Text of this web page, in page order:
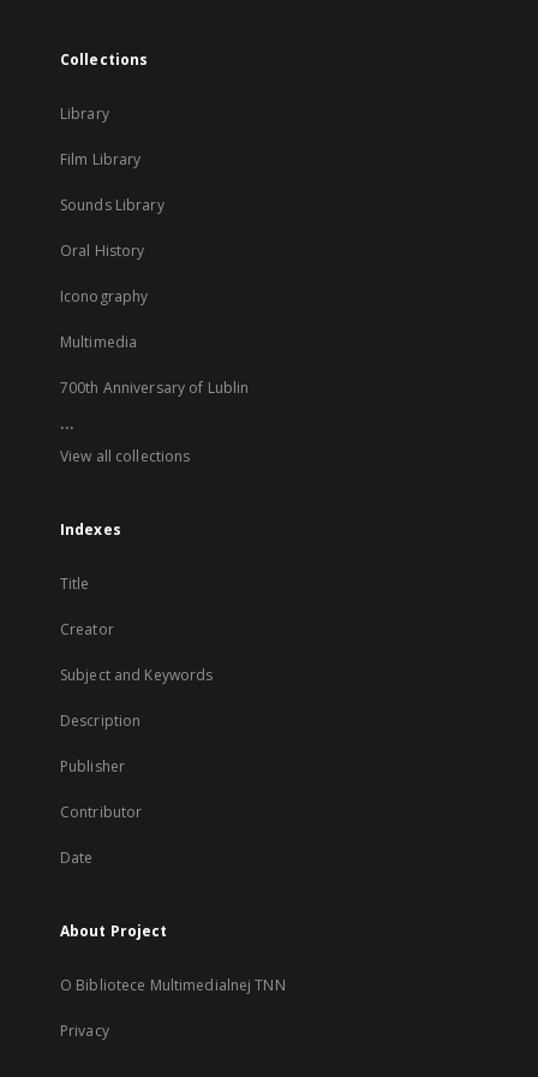
Collections
Library
Film Library
Sounds Library
Oral History
Iconography
Multimedia
700th Anniversary of Lublin
...
View all collections
Indexes
Title
Creator
Subject and Keywords
Description
Publisher
Contributor
Date
About Project
O Bibliotece Multimedialnej TNN
Privacy